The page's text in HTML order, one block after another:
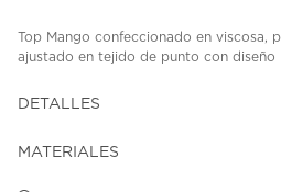
Top Mango confeccionado en viscosa,
ajustado en tejido de punto con diseño
DETALLES
MATERIALES